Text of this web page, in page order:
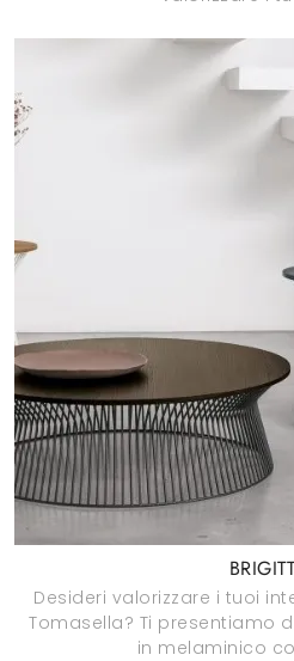
Desideri valorizzare i tuoi
Tomasella? Ti presentiamo
in melaminico